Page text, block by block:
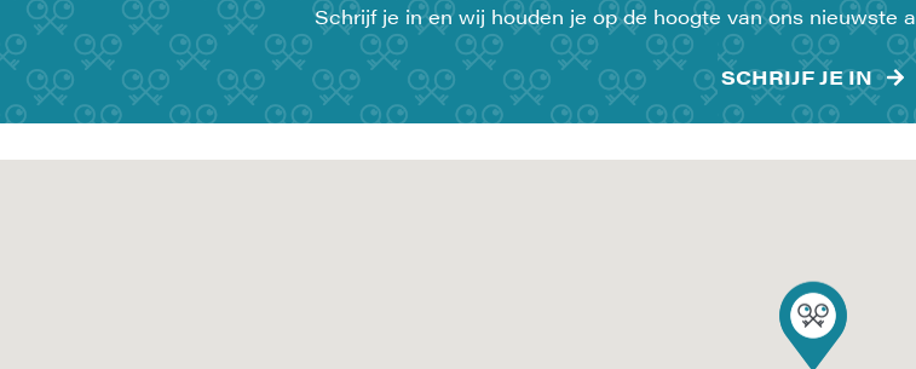
Schrijf je in en wij houden je op de hoogte van ons nieuwste
SCHRIJF JE IN